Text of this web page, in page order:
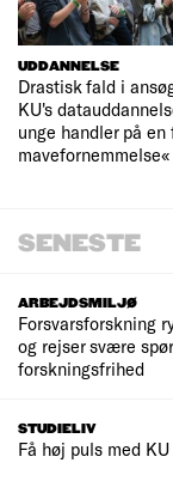
UDDANNELSE
Drastisk fald i
KU's
unge handler på
mavefornemmelse«
SENESTE
ARBEJDSMILJØ
Forsvarsforskning
og rejser svære
forskningsfrihed
STUDIELIV
Få høj puls med